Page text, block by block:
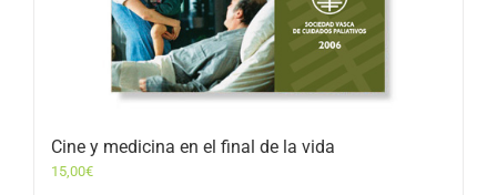
Cine y medicina en el final de la vida
15,00€